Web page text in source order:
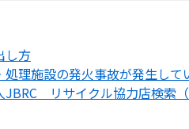
し方
処理施設の発火事故が発生して
JBRC リサイクル協力店検索